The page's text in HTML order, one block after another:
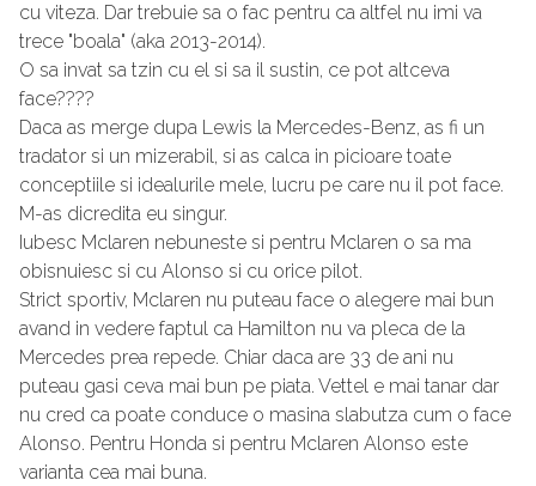
cu viteza. Dar trebuie sa o fac pentru ca altfel nu imi va
trece "boala" (aka 2013-2014).
O sa invat sa tzin cu el si sa il sustin, ce pot altceva
face????
Daca as merge dupa Lewis la Mercedes-Benz, as fi un
tradator si un mizerabil, si as calca in picioare toate
conceptiile si idealurile mele, lucru pe care nu il pot face.
M-as dicredita eu singur.
Iubesc Mclaren nebuneste si pentru Mclaren o sa ma
obisnuiesc si cu Alonso si cu orice pilot.
Strict sportiv, Mclaren nu puteau face o alegere mai bun
avand in vedere faptul ca Hamilton nu va pleca de la
Mercedes prea repede. Chiar daca are 33 de ani nu
puteau gasi ceva mai bun pe piata. Vettel e mai tanar dar
nu cred ca poate conduce o masina slabutza cum o face
Alonso. Pentru Honda si pentru Mclaren Alonso este
varianta cea mai buna.